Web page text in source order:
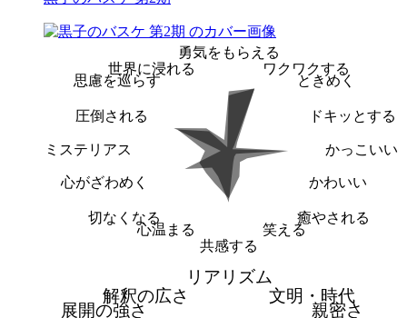
勇気をもらえる
ワクワクする
ときめく
ドキッとする
かっこいい
かわいい
癒やされる
笑える
共感する
心温まる
切なくなる
心がざわめく
ミステリアス
圧倒される
思慮を巡らす
世界に浸れる
リアリズム
文明・時代
親密さ
展開の強さ
解釈の広さ